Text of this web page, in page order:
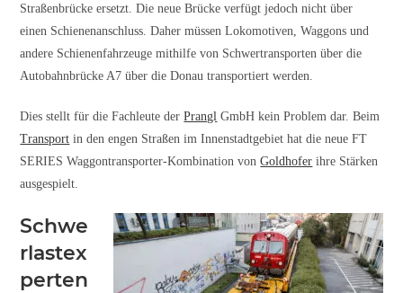
Straßenbrücke ersetzt. Die neue Brücke verfügt jedoch nicht über
einen Schienenanschluss. Daher müssen Lokomotiven, Waggons und
andere Schienenfahrzeuge mithilfe von Schwertransporten über die
Autobahnbrücke A7 über die Donau transportiert werden.
Dies stellt für die Fachleute derPrangl GmbH kein Problem dar. Beim
Transport in den engen Straßen im Innenstadtgebiet hat die neue FT
SERIES Waggontransporter-Kombination vonGoldhofer ihre Stärken
ausgespielt.
Schwe
rlastex
perten